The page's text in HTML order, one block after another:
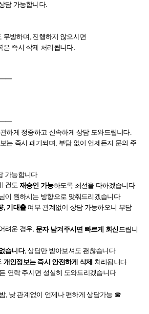
담 가능합니다.
방하며, 진행하지 않으시면
은 즉시 삭제 처리됩니다.
하게 정중하고 신속하게 상담 도와드립니다.
는 즉시 폐기되며, 부담 없이 언제든지 문의 주
가능합니다
건도 재승인 가능하도록 최선을 다하겠습니다
님이 원하시는 방향으로 맞춰드리겠습니다
, 기대출여부 관계없이 상담 가능하오니 부담
려운 경우, 문자 남겨주시면 빠르게 회신 드립니
습니다, 상담만 받아보셔도 괜찮습니다
개인정보는 즉시 안전하게 삭제 처리됩니다
든 연락 주시면 성실히 도와드리겠습니다
, 낮 관계없이 언제나 편하게 상담가능 ☎